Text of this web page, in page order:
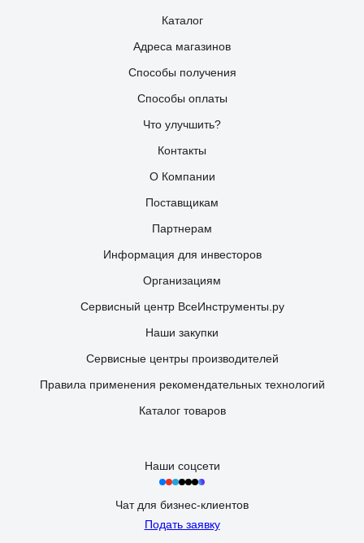
Каталог
Адреса магазинов
Способы получения
Способы оплаты
Что улучшить?
Контакты
О Компании
Поставщикам
Партнерам
Информация для инвесторов
Организациям
Сервисный центр ВсеИнструменты.ру
Наши закупки
Сервисные центры производителей
Правила применения рекомендательных технологий
Каталог товаров
Наши соцсети
Чат для бизнес-клиентов
Подать заявку